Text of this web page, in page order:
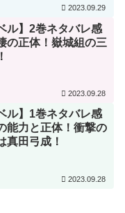
2023.09.29
ル】2巻ネタバレ感
の正体！嶽城組の三
2023.09.28
ル】1巻ネタバレ感
能力と正体！衝撃の
真田弓成！
2023.09.28